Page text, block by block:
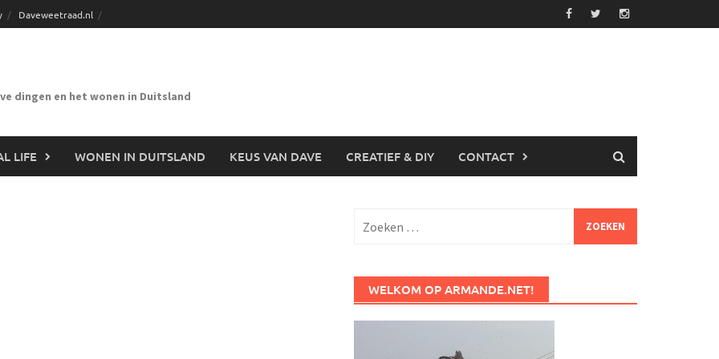
Daveweetraad.nl
dingen en het wonen in Duitsland
LIFE WONEN IN DUITSLAND KEUS VAN DAVE CREATIEF & DIY CONTACT
naar:
WELKOM OP ARMANDE.NET!